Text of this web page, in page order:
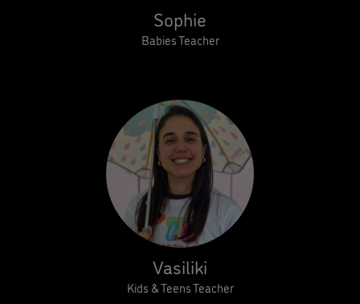
Sophie
Babies Teacher
Vasiliki
Kids & Teens Teacher